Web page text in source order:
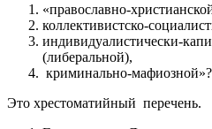
«православно-
коллективистско-
индивидуалистически-
(либеральной),
криминально-мафиозной»?
Это хрестоматийный перечень.